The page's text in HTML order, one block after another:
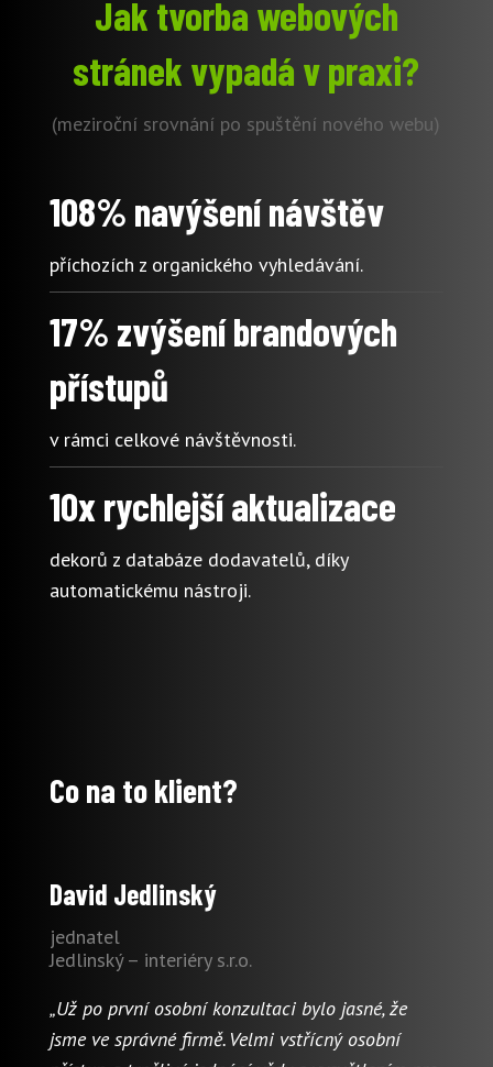
Jak tvorba webových
stránek vypadá v praxi?
(meziroční srovnání po spuštění nového webu)
108% navýšení návštěv
příchozích z organického vyhledávání.
17% zvýšení brandových
přístupů
v rámci celkové návštěvnosti.
10x rychlejší aktualizace
dekorů z databáze dodavatelů, díky
automatickému nástroji.
Co na to klient?
David Jedlinský
jednatel
Jedlinský – interiéry s.r.o.
„Už po první osobní konzultaci bylo jasné, že
jsme ve správné firmě. Velmi vstřícný osobní